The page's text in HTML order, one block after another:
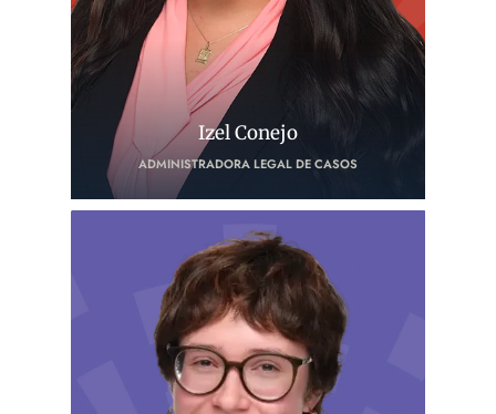
Izel Conejo
ADMINISTRADORA LEGAL DE CASOS